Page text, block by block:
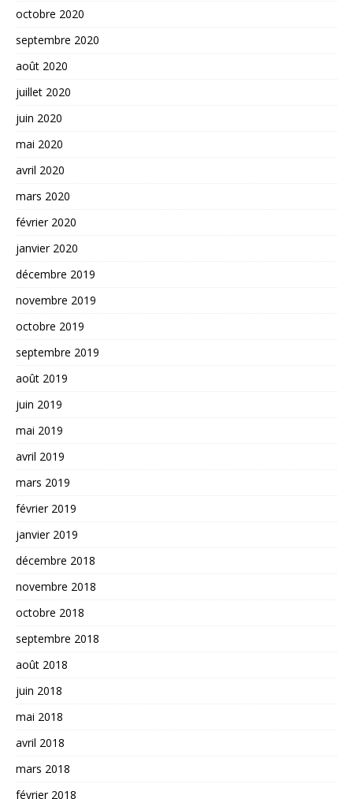
octobre 2020
septembre 2020
août 2020
juillet 2020
juin 2020
mai 2020
avril 2020
mars 2020
février 2020
janvier 2020
décembre 2019
novembre 2019
octobre 2019
septembre 2019
août 2019
juin 2019
mai 2019
avril 2019
mars 2019
février 2019
janvier 2019
décembre 2018
novembre 2018
octobre 2018
septembre 2018
août 2018
juin 2018
mai 2018
avril 2018
mars 2018
février 2018